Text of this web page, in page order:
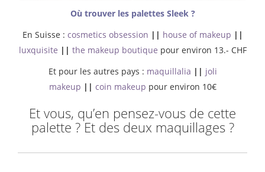
Où trouver les palettes Sleek ?
En Suisse : cosmetics obsession || house of makeup ||
luxquisite || the makeup boutique pour environ 13.- CHF
Et pour les autres pays : maquillalia || joli
makeup || coin makeup pour environ 10€
Et vous, qu’en pensez-vous de cette
palette ? Et des deux maquillages ?